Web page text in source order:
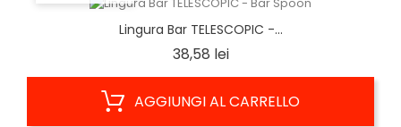
Lingura Bar TELESCOPIC -...
38,58 leiPrezzo
AGGIUNGI AL CARRELLO